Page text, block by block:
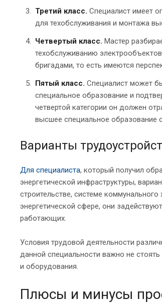
Третий класс. Специалист имеет
для техобслуживания и монтажа
Четвертый класс. Мастер
техобслуживанию
бригадами, то есть имеются
Пятый класс. Специалист может
специальное образование и
четвертой категории он должен
высшее специальное образование
Варианты
Для специалиста, который получил
энергетической инфраструктуры,
строительстве, системе
энергетической сфере, они
работающих.
Условия трудовой деятельности
данной специальности важно не
и оборудования.
Плюсы и минусы